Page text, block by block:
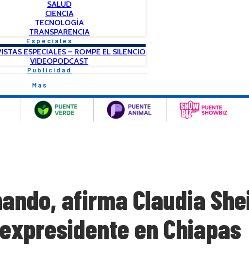
SALUD
CIENCIA
TECNOLOGÍA
TRANSPARENCIA
Especiales
ESPECIALES – ROMPE EL SILENCIO
VIDEOPODCAST
Publicidad
Mas
afirma Claudia
en Chiapas